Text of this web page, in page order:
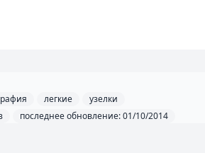
легкие
узелки
последнее обновление: 01/10/2014